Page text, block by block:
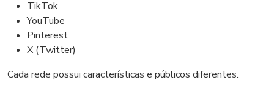
TikTok
YouTube
Pinterest
X (Twitter)
Cada rede possui características e públicos diferentes.